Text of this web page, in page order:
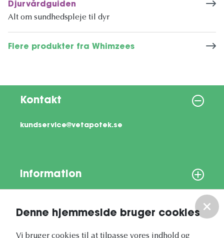
Denne hjemmeside bruger cookies
Vi bruger cookies til at tilpasse vores indhold og
Djurvårdguiden
Alt om sundhedspleje til dyr
Flere produkter fra Whimzees
Kontakt
kundservice@vetapotek.se
Information